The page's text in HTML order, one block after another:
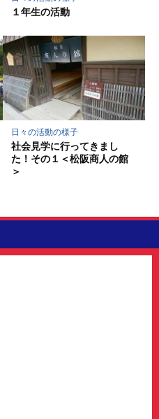
１年生の活動
日々の活動の様子
社会見学に行ってきまし
た！その１＜松阪商人の館
＞